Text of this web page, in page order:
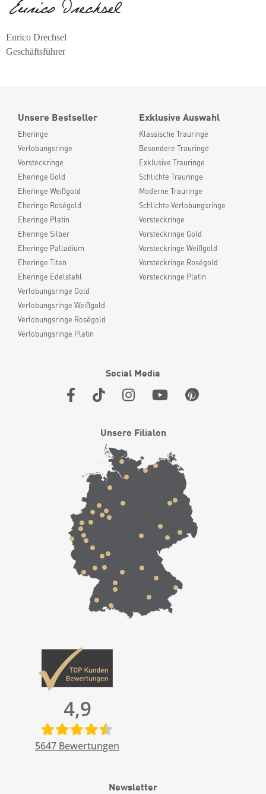
Enrico Drechsel
Geschäftsführer
Unsere Bestseller
Eheringe
Verlobungsringe
Vorsteckringe
Eheringe Gold
Eheringe Weißgold
Eheringe Roségold
Eheringe Platin
Eheringe Silber
Eheringe Palladium
Eheringe Titan
Eheringe Edelstahl
Verlobungsringe Gold
Verlobungsringe Weißgold
Verlobungsringe Roségold
Verlobungsringe Platin
Exklusive Auswahl
Klassische Trauringe
Besondere Trauringe
Exklusive Trauringe
Schlichte Trauringe
Moderne Trauringe
Schlichte Verlobungsringe
Vorsteckringe
Vorsteckringe Gold
Vorsteckringe Weißgold
Vorsteckringe Roségold
Vorsteckringe Platin
Social Media
Unsere Filialen
4,9
5647 Bewertungen
Newsletter